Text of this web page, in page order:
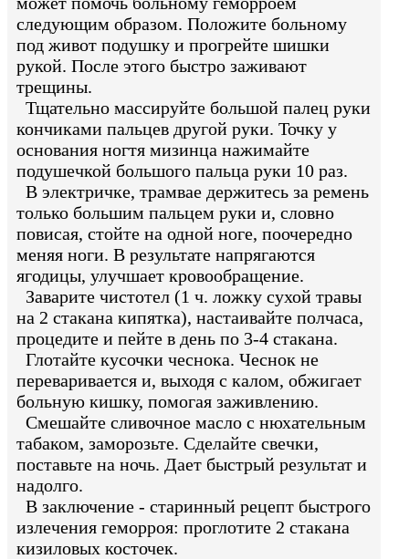
следующим образом. Положите больному
под живот подушку и прогрейте шишки
рукой. После этого быстро заживают
трещины.
Тщательно массируйте большой палец руки
кончиками пальцев другой руки. Точку у
основания ногтя мизинца нажимайте
подушечкой большого пальца руки 10 раз.
В электричке, трамвае держитесь за ремень
только большим пальцем руки и, словно
повисая, стойте на одной ноге, поочередно
меняя ноги. В результате напрягаются
ягодицы, улучшает кровообращение.
Заварите чистотел (1 ч. ложку сухой травы
на 2 стакана кипятка), настаивайте полчаса,
процедите и пейте в день по 3-4 стакана.
Глотайте кусочки чеснока. Чеснок не
переваривается и, выходя с калом, обжигает
больную кишку, помогая заживлению.
Смешайте сливочное масло с нюхательным
табаком, заморозьте. Сделайте свечки,
поставьте на ночь. Дает быстрый результат и
надолго.
В заключение - старинный рецепт быстрого
излечения геморроя: проглотите 2 стакана
кизиловых косточек.